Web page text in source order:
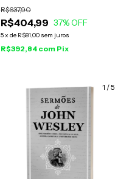
R$404,99
R$637,90
37% OFF
5x de R$81,00 sem juros
R$392,84 com Pix
1 /5